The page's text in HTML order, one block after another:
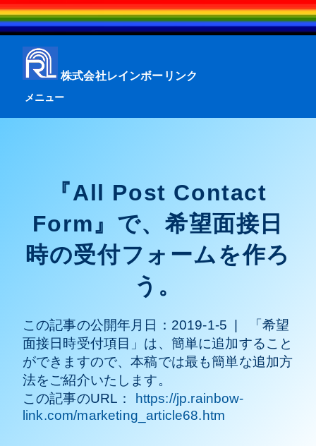
株式会社レインボーリンク
メニュー
『All Post Contact
Form』で、希望面接日
時の受付フォームを作ろ
う。
この記事の公開年月日： 2019-1-5 |
「希望
面接日時受付項目」は、簡単に追加すること
ができますので、本稿では最も簡単な追加方
法をご紹介いたします。
この記事のURL： https://jp.rainbow-
link.com/marketing_article68.htm